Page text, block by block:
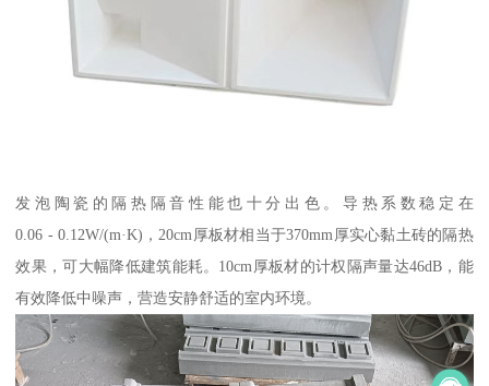
发泡陶瓷的隔热隔音性能也十分出色。导热系数稳定在
0.06 - 0.12W/(m·K)，20cm厚板材相当于370mm厚实心黏土砖的隔热
效果，可大幅降低建筑能耗。10cm厚板材的计权隔声量达46dB，能
有效降低中噪声，营造安静舒适的室内环境。